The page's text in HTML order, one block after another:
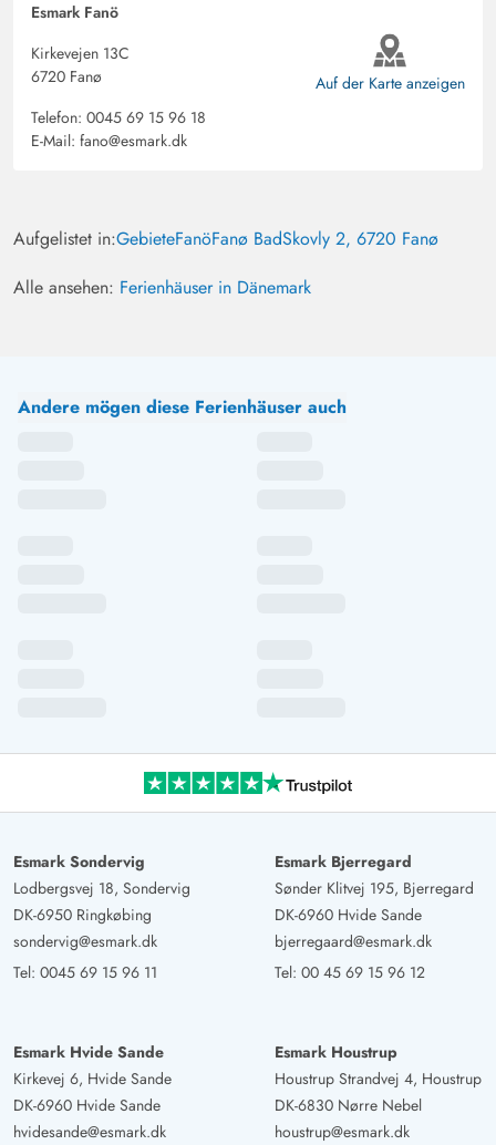
Esmark Fanö
Kirkevejen 13C
6720 Fanø
Telefon: 0045 69 15 96 18
E-Mail: fano@esmark.dk
Auf der Karte anzeigen
Aufgelistet in:GebieteFanöFanø BadSkovly 2, 6720 Fanø
Alle ansehen: Ferienhäuser in Dänemark
Andere mögen diese Ferienhäuser auch
Esmark Sondervig
Lodbergsvej 18, Sondervig
DK-6950 Ringkøbing
sondervig@esmark.dk
Tel: 0045 69 15 96 11
Esmark Bjerregard
Sønder Klitvej 195, Bjerregard
DK-6960 Hvide Sande
bjerregaard@esmark.dk
Tel: 00 45 69 15 96 12
Esmark Hvide Sande
Kirkevej 6, Hvide Sande
DK-6960 Hvide Sande
hvidesande@esmark.dk
Esmark Houstrup
Houstrup Strandvej 4, Houstrup
DK-6830 Nørre Nebel
houstrup@esmark.dk